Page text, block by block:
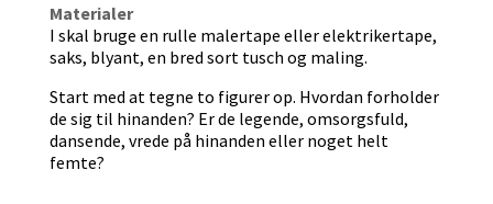
Materialer
I skal bruge en rulle malertape eller elektrikertape,
saks, blyant, en bred sort tusch og maling.
Start med at tegne to figurer op. Hvordan forholder
de sig til hinanden? Er de legende, omsorgsfuld,
dansende, vrede på hinanden eller noget helt
femte?